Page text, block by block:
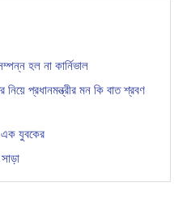
হল না কার্নিভাল
নিয়ে প্রধানমন্ত্রীর মন কি বাত শ্রবণ
এক যুবকের